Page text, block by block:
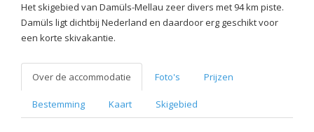
Het skigebied van Damüls-Mellau zeer divers met 94 km piste.
Damüls ligt dichtbij Nederland en daardoor erg geschikt voor
een korte skivakantie.
Over de accommodatie Foto's Prijzen
Bestemming Kaart Skigebied